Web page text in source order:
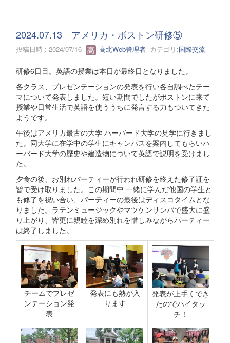
2024.07.13 アメリカ・ボストン研修⑤
投稿日時 : 2024/07/16 高北Web管理者 カテゴリ:国際交流
研修6日目。英語の授業は本日が最終日となりました。
各クラス、プレゼンテーションの発表を行い各自調べたテー
マについて発表しました。短い期間でしたがボストンに来て
授業や日常生活で英語を使ううちに発言する力もついてきた
ようです。
午後はアメリカ最古の大学 ハーバード大学の見学に行きまし
た。同大学に在学中の学生にキャンパスを案内してもらいハ
ーバード大学の歴史や建造物について英語で説明を受けまし
た。
夕食の後、お別れパーティーが行われ研修を終えた修了証を
皆で受け取りました。この期間中 一緒に学んだ他国の学生と
も修了を祝い合い、パーティーの最後はディスコタイムとな
りました。ラテンミュージックやマツケンサンバで盛大に盛
り上がり、皆更に親睦を深め別れを惜しみながらパーティー
は終了しました。
チームでプレゼ
ンテーション発
表
発表にも熱が入
ります
発表が上手くでき
たのでハイタッ
チ！